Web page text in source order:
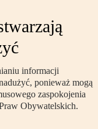
informacji
ponieważ mogą
zaspokojenia
Obywatelskich.